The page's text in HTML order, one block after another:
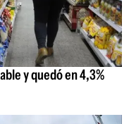
y quedó en 4,3%